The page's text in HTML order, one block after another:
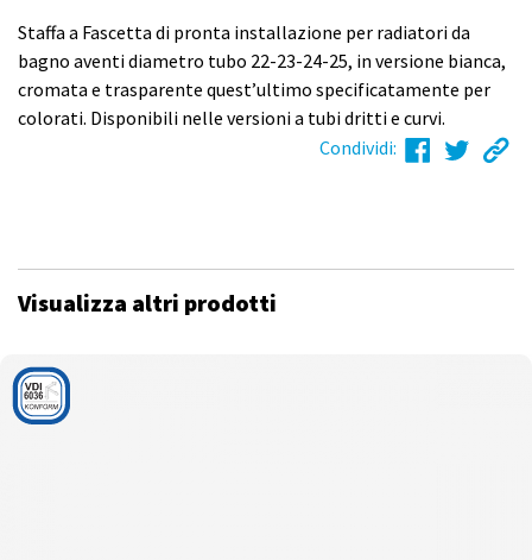
Staffa a Fascetta di pronta installazione per radiatori da
bagno aventi diametro tubo 22-23-24-25, in versione bianca,
cromata e trasparente quest’ultimo specificatamente per
colorati. Disponibili nelle versioni a tubi dritti e curvi.
Condividi:
Visualizza altri prodotti